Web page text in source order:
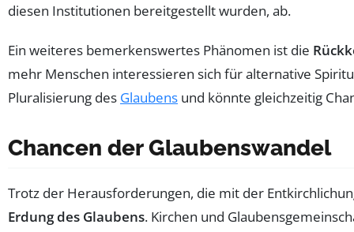
diesen Institutionen bereitgestellt wurden, ab.
Ein weiteres bemerkenswertes Phänomen ist die
mehr Menschen interessieren sich für alternative
Pluralisierung des Glaubens und könnte gleichzeitig
Chancen der Glaubenswandel
Trotz der Herausforderungen, die mit der
Erdung des Glaubens. Kirchen und